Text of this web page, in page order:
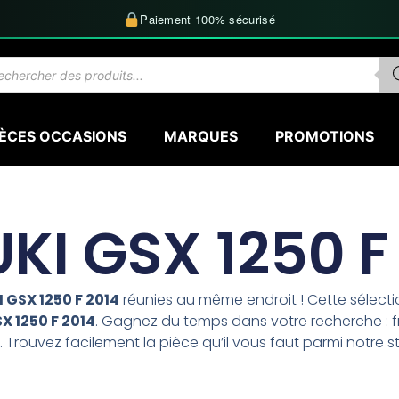
Paiement 100% sécurisé
OCCASIONS MARQUES PROMOTIONS
GSX 1250
GSX 1250 F 2014 réunies au même endroit ! Cette
1250 F 2014. Gagnez du temps dans votre recherche :
Trouvez facilement la pièce qu’il vous faut parmi notre